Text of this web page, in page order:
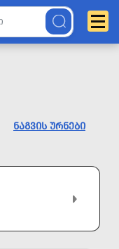
ᲜᲐᲒᲕᲘᲡ ᲣᲠᲜᲔᲑᲘ